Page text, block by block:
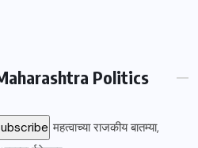
Politics
महत्वाच्या राजकीय बातम्या,